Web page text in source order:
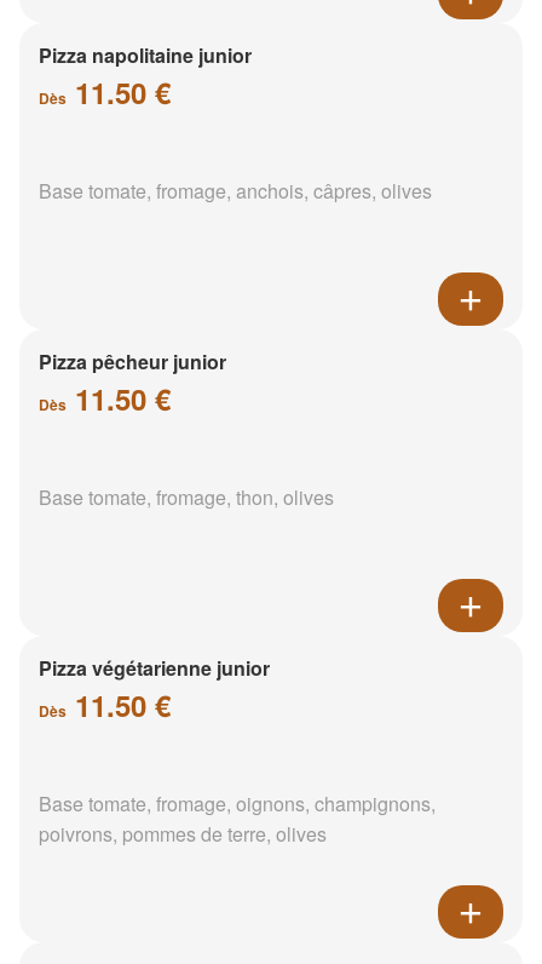
Pizza napolitaine junior
Dès 11.50 €
Base tomate, fromage, anchois, câpres, olives
Pizza pêcheur junior
Dès 11.50 €
Base tomate, fromage, thon, olives
Pizza végétarienne junior
Dès 11.50 €
Base tomate, fromage, oignons, champignons,
poivrons, pommes de terre, olives